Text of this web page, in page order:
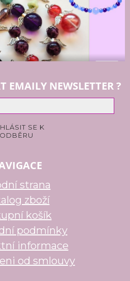
EMAILY NEWSLETTER ?
strana
zboží
košík
podmínky
informace
od smlouvy